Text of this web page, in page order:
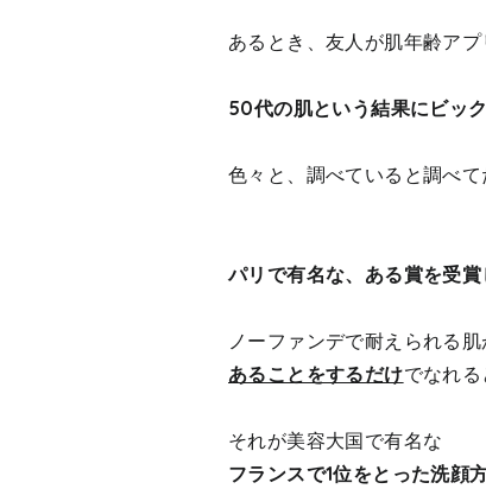
あるとき、友人が肌年齢ア
50代の肌という結果にビック
色々と、調べていると調べて
パリで有名な、ある賞を受賞
ノーファンデで耐えられる肌
あることをするだけでなれる
それが美容大国で有名な
フランスで1位をとった洗顔